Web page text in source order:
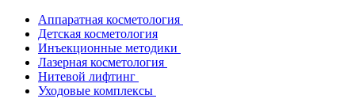
Аппаратная косметология
Детская косметология
Инъекционные методики
Лазерная косметология
Нитевой лифтинг
Уходовые комплексы